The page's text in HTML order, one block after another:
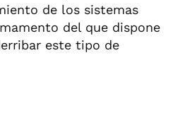
de los sistemas
del que dispone
este tipo de